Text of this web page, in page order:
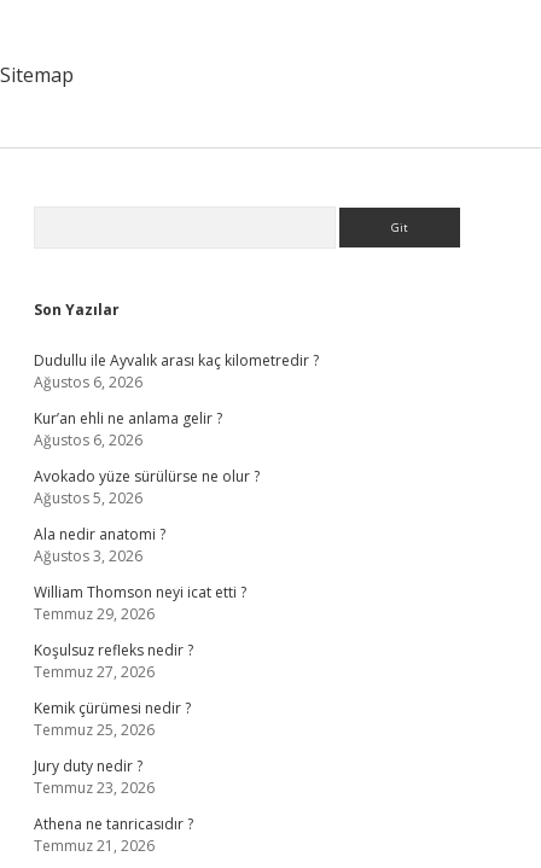
Sitemap
Son Yazılar
Dudullu ile Ayvalık arası kaç kilometredir ?
Ağustos 6, 2026
Kur’an ehli ne anlama gelir ?
Ağustos 6, 2026
Avokado yüze sürülürse ne olur ?
Ağustos 5, 2026
Ala nedir anatomi ?
Ağustos 3, 2026
William Thomson neyi icat etti ?
Temmuz 29, 2026
Koşulsuz refleks nedir ?
Temmuz 27, 2026
Kemik çürümesi nedir ?
Temmuz 25, 2026
Jury duty nedir ?
Temmuz 23, 2026
Athena ne tanricasıdır ?
Temmuz 21, 2026